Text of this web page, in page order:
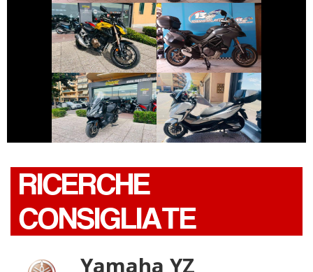
HONDA CB-F
DUCATI
MULTISTRADA
SYM MAXSYM-TL
€ 5.450 €
HONDA FORZA-
350
€ 4.250 €
RICERCHE
CONSIGLIATE
Yamaha YZ